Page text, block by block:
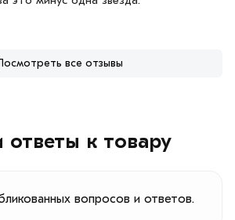
все отзывы
к товару
вопросов и ответов.